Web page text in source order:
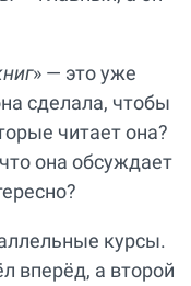
» — это уже
сделала, чтобы
читает она?
она обсуждает
курсы.
вперёд, а второй